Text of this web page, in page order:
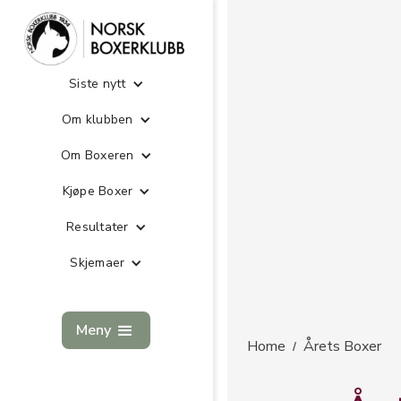
Siste nytt
Om klubben
Om Boxeren
Kjøpe Boxer
Resultater
Skjemaer
Meny
Home / Årets Boxer